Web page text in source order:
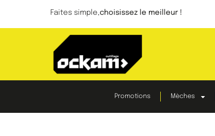
Faites simple,choisissez le meilleur !
Promotions Mèches